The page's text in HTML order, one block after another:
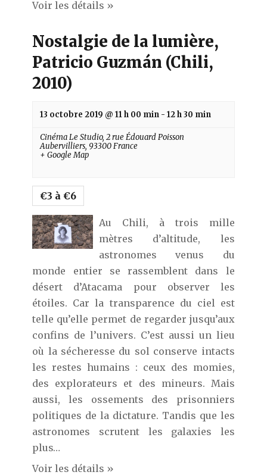
Voir les détails »
Nostalgie de la lumière,
Patricio Guzmán (Chili,
2010)
13 octobre 2019 @ 11 h 00 min -12 h 30 min
Cinéma Le Studio,2 rue Édouard Poisson
Aubervilliers, 93300 France
+ Google Map
€3 à €6
Au Chili, à trois mille
mètres d’altitude, les
astronomes venus du
monde entier se rassemblent dans le
désert d’Atacama pour observer les
étoiles. Car la transparence du ciel est
telle qu’elle permet de regarder jusqu’aux
confins de l’univers. C’est aussi un lieu
où la sécheresse du sol conserve intacts
les restes humains : ceux des momies,
des explorateurs et des mineurs. Mais
aussi, les ossements des prisonniers
politiques de la dictature. Tandis que les
astronomes scrutent les galaxies les
plus…
Voir les détails »